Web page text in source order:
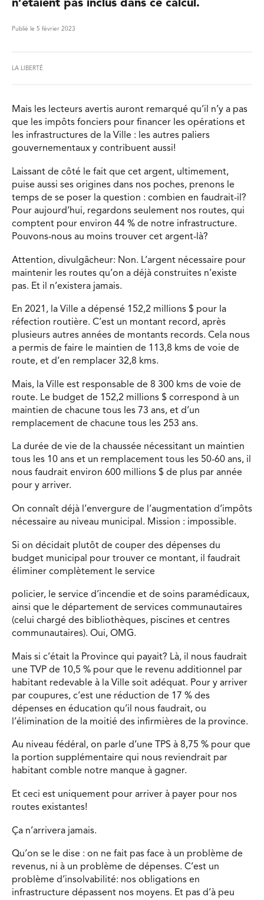
n’étaient pas inclus dans ce calcul.
Publié le 5 février 2023
LA LIBERTÉ
Mais les lecteurs avertis auront remarqué qu’il n’y a pas
que les impôts fonciers pour financer les opérations et
les infrastructures de la Ville : les autres paliers
gouvernementaux y contribuent aussi!
Laissant de côté le fait que cet argent, ultimement,
puise aussi ses origines dans nos poches, prenons le
temps de se poser la question : combien en faudrait-il?
Pour aujourd’hui, regardons seulement nos routes, qui
comptent pour environ 44 % de notre infrastructure.
Pouvons-nous au moins trouver cet argent-là?
Attention, divulgâcheur: Non. L’argent nécessaire pour
maintenir les routes qu’on a déjà construites n’existe
pas. Et il n’existera jamais.
En 2021, la Ville a dépensé 152,2 millions $ pour la
réfection routière. C’est un montant record, après
plusieurs autres années de montants records. Cela nous
a permis de faire le maintien de 113,8 kms de voie de
route, et d’en remplacer 32,8 kms.
Mais, la Ville est responsable de 8 300 kms de voie de
route. Le budget de 152,2 millions $ correspond à un
maintien de chacune tous les 73 ans, et d’un
remplacement de chacune tous les 253 ans.
La durée de vie de la chaussée nécessitant un maintien
tous les 10 ans et un remplacement tous les 50-60 ans, il
nous faudrait environ 600 millions $ de plus par année
pour y arriver.
On connaît déjà l’envergure de l’augmentation d’impôts
nécessaire au niveau municipal. Mission : impossible.
Si on décidait plutôt de couper des dépenses du
budget municipal pour trouver ce montant, il faudrait
éliminer complètement le service
policier, le service d’incendie et de soins paramédicaux,
ainsi que le département de services communautaires
(celui chargé des bibliothèques, piscines et centres
communautaires). Oui, OMG.
Mais si c’était la Province qui payait? Là, il nous faudrait
une TVP de 10,5 % pour que le revenu additionnel par
habitant redevable à la Ville soit adéquat. Pour y arriver
par coupures, c’est une réduction de 17 % des
dépenses en éducation qu’il nous faudrait, ou
l’élimination de la moitié des infirmières de la province.
Au niveau fédéral, on parle d’une TPS à 8,75 % pour que
la portion supplémentaire qui nous reviendrait par
habitant comble notre manque à gagner.
Et ceci est uniquement pour arriver à payer pour nos
routes existantes!
Ça n’arrivera jamais.
Qu’on se le dise : on ne fait pas face à un problème de
revenus, ni à un problème de dépenses. C’est un
problème d’insolvabilité: nos obligations en
infrastructure dépassent nos moyens. Et pas d’à peu